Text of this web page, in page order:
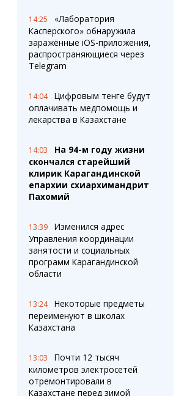
14:25
«Лаборатория
Касперского» обнаружила
заражённые iOS-приложения,
распространяющиеся через
Telegram
14:04
Цифровым тенге будут
оплачивать медпомощь и
лекарства в Казахстане
14:03
На 94-м году жизни
скончался старейший
клирик Карагандинской
епархии схиархимандрит
Пахомий
13:39
Изменился адрес
Управления координации
занятости и социальных
программ Карагандинской
области
13:24
Некоторые предметы
переименуют в школах
Казахстана
13:03
Почти 12 тысяч
километров электросетей
отремонтировали в
Казахстане перед зимой